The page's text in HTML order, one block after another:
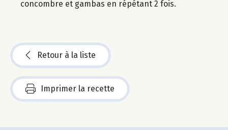
concombre et gambas en répétant 2 fois.
Retour à la liste
Imprimer la recette